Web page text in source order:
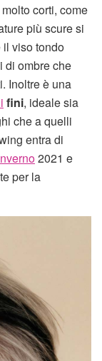
corti, come
più scure si
viso tondo
di ombre che
Inoltre è una
fini, ideale sia
che a quelli
entra di
2021 e
per la